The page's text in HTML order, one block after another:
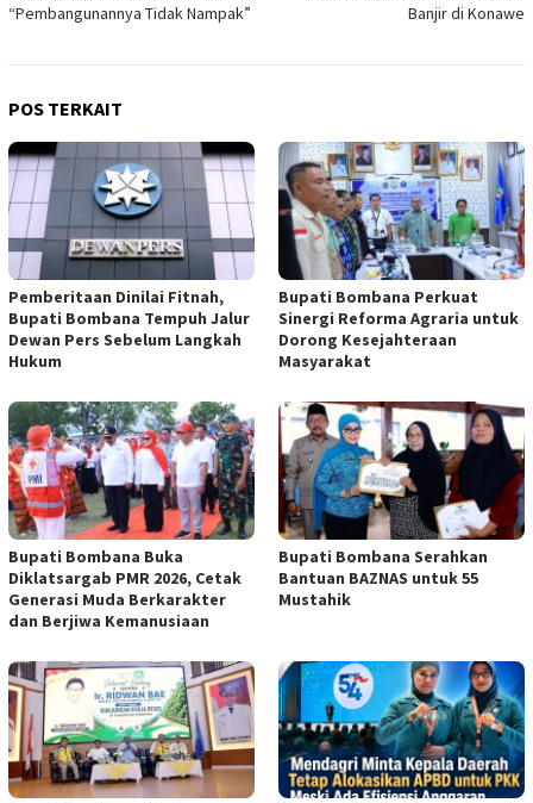
“Pembangunannya Tidak Nampak”
Banjir di Konawe
POS TERKAIT
Pemberitaan Dinilai Fitnah,
Bupati Bombana Tempuh Jalur
Dewan Pers Sebelum Langkah
Hukum
Bupati Bombana Perkuat
Sinergi Reforma Agraria untuk
Dorong Kesejahteraan
Masyarakat
Bupati Bombana Buka
Diklatsargab PMR 2026, Cetak
Generasi Muda Berkarakter
dan Berjiwa Kemanusiaan
Bupati Bombana Serahkan
Bantuan BAZNAS untuk 55
Mustahik